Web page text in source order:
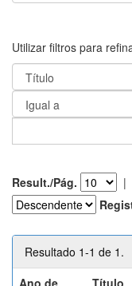
Utilizar filtros para
Result./Pág. |
Resultado 1-1 de 1.
Ano de
Título